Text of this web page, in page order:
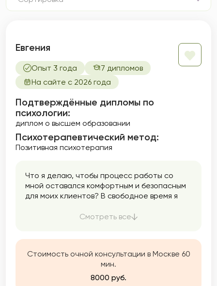
Евгения
Опыт 3 года
7 дипломов
На сайте с 2026 года
Подтверждённые дипломы по
психологии:
диплом о высшем образовании
Психотерапевтический метод:
Позитивная психотерапия
Что я делаю, чтобы процесс работы со
мной оставался комфортным и безопасным
для моих клиентов? В свободное время я
неизведанное и активно проводить время —
спокойствие, доброжелательность,
ответственность, искренность — помогают
мне в работе и дают возможность людям,
Смотреть все
Стоимость очной консультации в Москве 60
мин.
8000 руб.